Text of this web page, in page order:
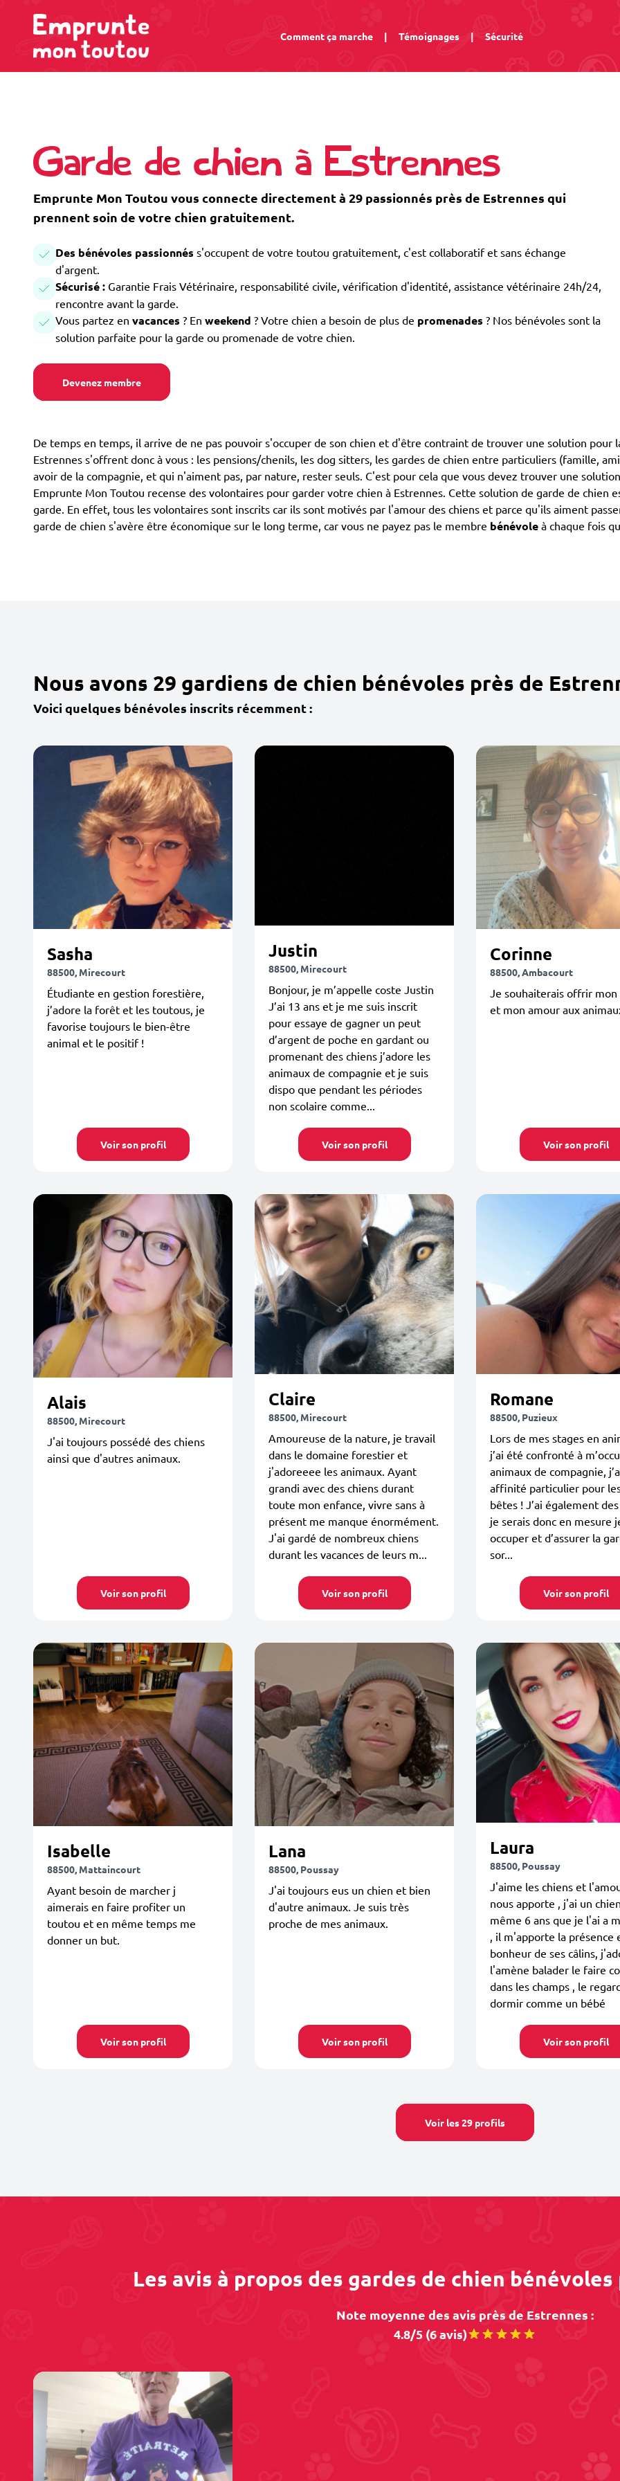
Comment ça marche | Témoignages | Sécurité
Garde de chien à Estrennes
Emprunte Mon Toutou vous connecte directement à 29 passionnés près de Estrennes qui
prennent soin de votre chien gratuitement.
Des bénévoles passionnés s'occupent de votre toutou gratuitement, c'est collaboratif et sans échange
d'argent.
Sécurisé : Garantie Frais Vétérinaire, responsabilité civile, vérification d'identité, assistance vétérinaire 24h/24,
rencontre avant la garde.
Vous partez en vacances ? En weekend ? Votre chien a besoin de plus de promenades ? Nos bénévoles sont la
solution parfaite pour la garde ou promenade de votre chien.
Devenez membre
De temps en temps, il arrive de ne pas pouvoir s'occuper de son chien et d'être contraint de trouver une solution pour
Estrennes s'offrent donc à vous : les pensions/chenils, les dog sitters, les gardes de chien entre particuliers (famille,
avoir de la compagnie, et qui n'aiment pas, par nature, rester seuls. C'est pour cela que vous devez trouver une
Emprunte Mon Toutou recense des volontaires pour garder votre chien à Estrennes. Cette solution de garde de
garde. En effet, tous les volontaires sont inscrits car ils sont motivés par l'amour des chiens et parce qu'ils aiment
garde de chien s'avère être économique sur le long terme, car vous ne payez pas le membre bénévole à chaque fois
Nous avons 29 gardiens de chien bénévoles près de
Voici quelques bénévoles inscrits récemment :
Sasha
88500, Mirecourt
Étudiante en gestion forestière,
j’adore la forêt et les toutous, je
favorise toujours le bien-être
animal et le positif !
Voir son profil
Justin
88500, Mirecourt
Bonjour, je m’appelle coste Justin
J’ai 13 ans et je me suis inscrit
pour essaye de gagner un peut
d’argent de poche en gardant ou
promenant des chiens j’adore les
animaux de compagnie et je suis
dispo que pendant les périodes
non scolaire comme...
Voir son profil
Corinne
88500, Ambacourt
Je souhaiterais offrir
et mon amour aux
Voir son profil
Alais
88500, Mirecourt
J'ai toujours possédé des chiens
ainsi que d'autres animaux.
Voir son profil
Claire
88500, Mirecourt
Amoureuse de la nature, je travail
dans le domaine forestier et
j'adoreeee les animaux. Ayant
grandi avec des chiens durant
toute mon enfance, vivre sans à
présent me manque énormément.
J'ai gardé de nombreux chiens
durant les vacances de leurs m...
Voir son profil
Romane
88500, Puzieux
Lors de mes stages en
j’ai été confronté à
animaux de compagnie,
affinité particulier pour
bêtes ! J’ai également
je serais donc en mesure
occuper et d’assurer la
sor...
Voir son profil
Isabelle
88500, Mattaincourt
Ayant besoin de marcher j
aimerais en faire profiter un
toutou et en même temps me
donner un but.
Voir son profil
Lana
88500, Poussay
J'ai toujours eus un chien et bien
d'autre animaux. Je suis très
proche de mes animaux.
Voir son profil
Laura
88500, Poussay
J'aime les chiens et
nous apporte , j'ai un
même 6 ans que je l'ai a
, il m'apporte la présence
bonheur de ses câlins,
l'amène balader le faire
dans les champs , le
dormir comme un bébé
Voir son profil
Voir les 29 profils
Les avis à propos des gardes de chien
Note moyenne des avis près de Estrennes :
4.8/5 (6 avis)